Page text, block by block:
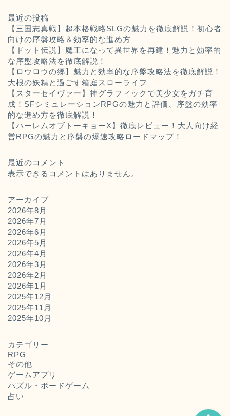
最近の投稿
【三国志真戦】超本格戦略SLGの魅力を徹底解説！初心者
向けの序盤攻略＆効率的な進め方
【ドット伝説】魔王になって異世界を再建！魅力と効率的
な序盤攻略法を徹底解説！
【ロウロウの郷】魅力と効率的な序盤攻略法を徹底解説！
大根の妖精と過ごす箱庭スローライフ
【スターセイヴァー】神グラフィックで美少女をガチ育
成！SFシミュレーションRPGの魅力と評価、序盤の効率
的な進め方を徹底解説！
【ハーレムオブトーキョーX】徹底レビュー！大人向け経
営RPGの魅力と序盤の爆速攻略ロードマップ！
最近のコメント
表示できるコメントはありません。
アーカイブ
2026年8月
2026年7月
2026年6月
2026年5月
2026年4月
2026年3月
2026年2月
2026年1月
2025年12月
2025年11月
2025年10月
カテゴリー
RPG
その他
ゲームアプリ
パズル・ボードゲーム
占い